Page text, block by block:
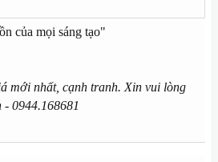
của mọi sáng tạo"
mới nhất, cạnh tranh. Xin vui lòng
0944.168681